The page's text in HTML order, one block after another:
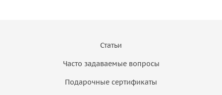
Статьи
Часто задаваемые вопросы
Подарочные сертификаты